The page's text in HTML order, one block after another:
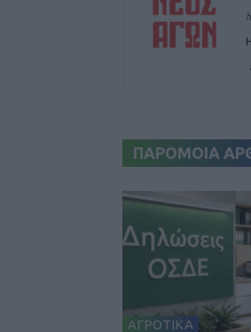
ΠΑΡΟΜΟΙΑ
ΑΓΡΟΤΙΚΑ